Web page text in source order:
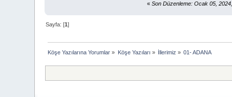
« Son Düzenleme: Ocak 05,
Sayfa: [1]
Köşe Yazılarına Yorumlar » Köşe Yazıları » İllerimiz » 01- ADANA